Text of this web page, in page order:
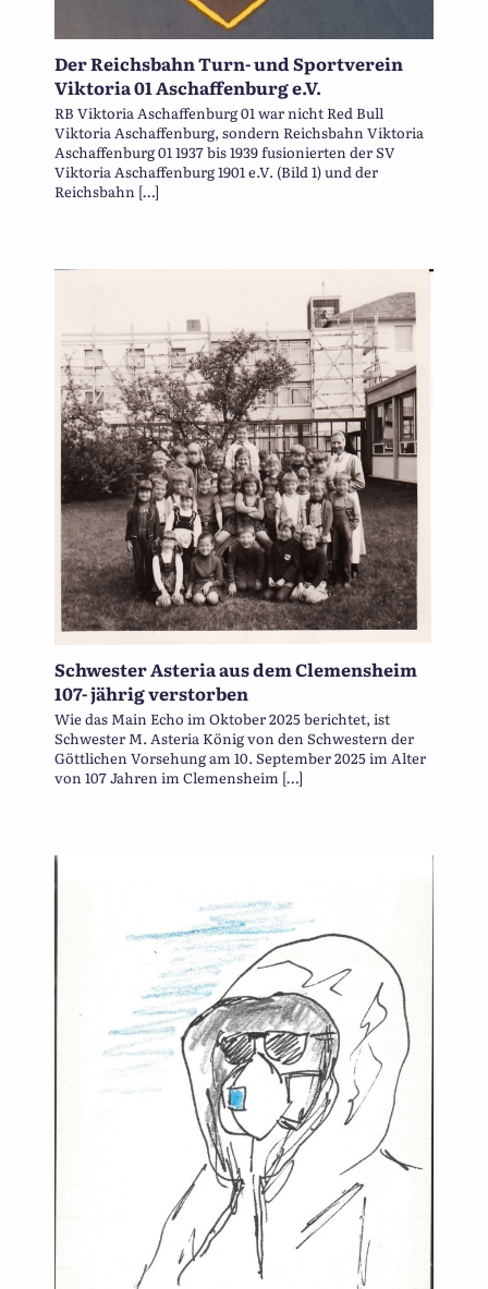
Der Reichsbahn Turn- und Sportverein
Viktoria 01 Aschaffenburg e.V.
RB Viktoria Aschaffenburg 01 war nicht Red Bull
Viktoria Aschaffenburg, sondern Reichsbahn Viktoria
Aschaffenburg 01 1937 bis 1939 fusionierten der SV
Viktoria Aschaffenburg 1901 e.V. (Bild 1) und der
Reichsbahn […]
Schwester Asteria aus dem Clemensheim
107- jährig verstorben
Wie das Main Echo im Oktober 2025 berichtet, ist
Schwester M. Asteria König von den Schwestern der
Göttlichen Vorsehung am 10. September 2025 im Alter
von 107 Jahren im Clemensheim […]